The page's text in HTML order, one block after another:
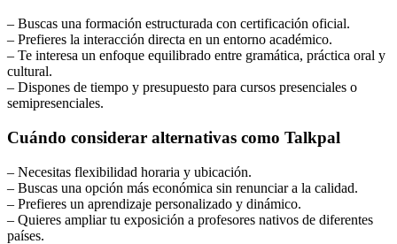
– Buscas una formación estructurada con certificación oficial.
– Prefieres la interacción directa en un entorno académico.
– Te interesa un enfoque equilibrado entre gramática, práctica oral y
cultural.
– Dispones de tiempo y presupuesto para cursos presenciales o
semipresenciales.
Cuándo considerar alternativas como Talkpal
– Necesitas flexibilidad horaria y ubicación.
– Buscas una opción más económica sin renunciar a la calidad.
– Prefieres un aprendizaje personalizado y dinámico.
– Quieres ampliar tu exposición a profesores nativos de diferentes
países.